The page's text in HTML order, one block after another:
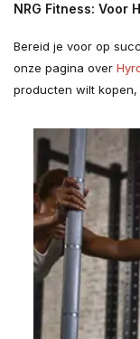
NRG Fitness: Voor
Bereid je voor op
onze pagina over
producten wilt